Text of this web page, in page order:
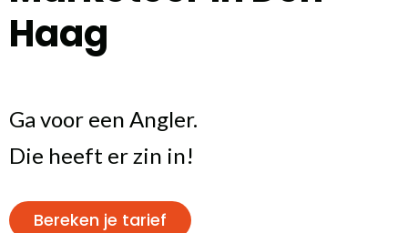
Haag
Ga voor een Angler.
Die heeft er zin in!
Bereken je tarief